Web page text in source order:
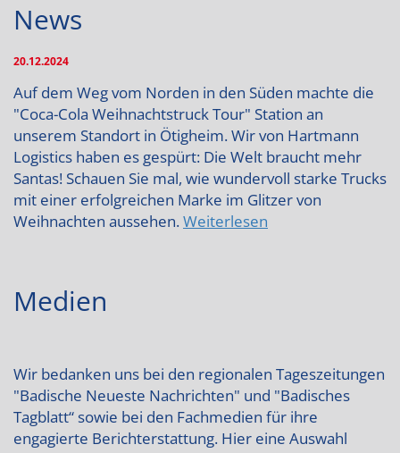
News
20.12.2024
Auf dem Weg vom Norden in den Süden machte die
"Coca-Cola Weihnachtstruck Tour" Station an
unserem Standort in Ötigheim. Wir von Hartmann
Logistics haben es gespürt: Die Welt braucht mehr
Santas! Schauen Sie mal, wie wundervoll starke Trucks
mit einer erfolgreichen Marke im Glitzer von
Weihnachten aussehen.Weiterlesen
Medien
Wir bedanken uns bei den regionalen Tageszeitungen
"Badische Neueste Nachrichten" und "Badisches
Tagblatt“ sowie bei den Fachmedien für ihre
engagierte Berichterstattung. Hier eine Auswahl